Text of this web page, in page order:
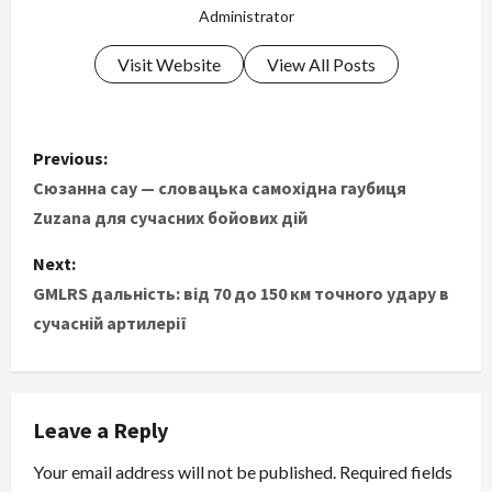
Administrator
Visit Website View All Posts
P
o
t
n
a
v
i
Previous:
Сюзанна сау — словацька самохідна гаубиця
Zuzana для сучасних бойових дій
Next:
GMLRS дальність: від 70 до 150 км точного удару в
сучасній артилерії
Leave a Reply
Your email address will not be published. Required fields